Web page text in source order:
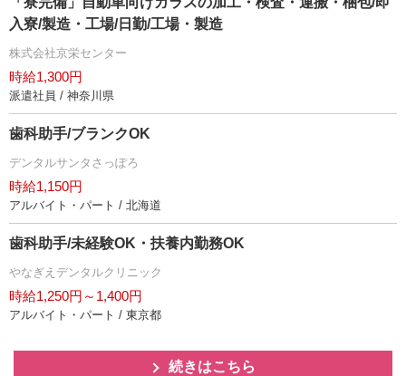
入寮/製造・工場/日勤/工場・製造
株式会社京栄センター
時給1,300円
派遣社員 / 神奈川県
歯科助手/ブランクOK
デンタルサンタさっぽろ
時給1,150円
アルバイト・パート / 北海道
歯科助手/未経験OK・扶養内勤務OK
なぎえデンタルクリニック
時給1,250円～1,400円
アルバイト・パート / 東京都
続きはこちら